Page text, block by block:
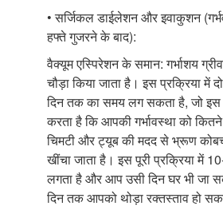
•सर्जिकल डाईलेशन और इवाकुशन
हफ्ते गुजरने के बाद):
वैक्यूम एस्पिरेशन के समान: गर्भाशय
चौड़ा किया जाता है। इस प्रक्रिया में
दिन तक का समय लग सकता है,जो इस
करता है कि आपकी गर्भावस्था को
चिमटी और ट्यूब की मदद से भ्रूण
खींचा जाता है। इस पूरी प्रक्रिया में
लगता है और आप उसी दिन घर भी जा
दिन तक आपको थोड़ा रक्तस्ताव हो